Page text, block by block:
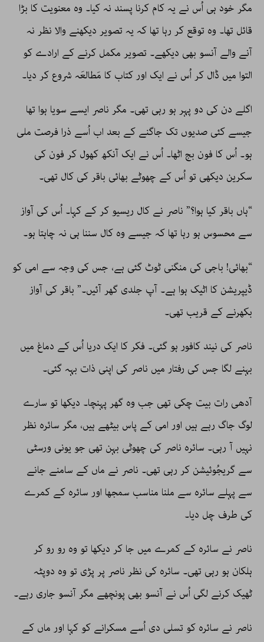
مگر خود ہی اُس نے یہ کام کرنا پسند نہ کیا۔ وہ معنویت کا بڑا
قائل تھا۔ وہ توقع کر رہا تھا کہ یہ تصویر دیکھنے والا نظر نہ
آنے والے آنسو بھی دیکھے۔ تصویر مکمل کرنے کے ارادے کو
التوا میں ڈال کر اُس نے ایک اور کتاب کا مَطالعَہ شروع کر دیا۔
اگلے دن کی دو پہر ہو رہی تھی۔ مگر ناصر ایسے سویا ہوا تھا
جیسے کئی صدیوں تک جاگنے کے بعد اب اُسے ذرا فرصت ملی
ہو۔ اُس کا فون بج اٹھا۔ اُس نے ایک آنکھ کھول کر فون کی
سکرین دیکھی تو اُس کے چھوٹے بھائی باقر کی کال تھی۔
“ہاں باقر کیا ہوا؟” ناصر نے کال ریسیو کر کے کہا۔ اُس کی آواز
سے محسوس ہو رہا تھا کہ جیسے وہ کال سننا ہی نہ چاہتا ہو۔
“بھائی! باجی کی منگنی ٹوٹ گئی ہے، جس کی وجہ سے امی کو
ڈیپریشن کا اٹیک ہوا ہے۔ آپ جلدی گھر آئیں۔” باقر کی آواز
بکھرنے کے قریب تھی۔
ناصر کی نیند کافور ہو گئی۔ فکر کا ایک دریا اُس کے دماغ میں
بہنے لگا جس کی رفتار میں ناصر کی اپنی ذات بہہ گئی۔
آدھی رات بیت چکی تھی جب وہ گھر پہنچا۔ دیکھا تو سارے
لوگ جاگ رہے ہیں اور امی کے پاس بیٹھے ہیں، مگر سائرہ نظر
نہیں آ رہی۔ سائرہ ناصر کی چھوٹی بہن تھی جو یونی ورسٹی
سے گریجُوئیشن کر رہی تھی۔ ناصر نے ماں کے سامنے جانے
سے پہلے سائرہ سے ملنا مناسب سمجھا اور سائرہ کے کمرے
کی طرف چل دیا۔
ناصر نے سائرہ کے کمرے میں جا کر دیکھا تو وہ رو رو کر
ہلکان ہو رہی تھی۔ سائرہ کی نظر ناصر پر پڑی تو وہ دوپٹہ
ٹھیک کرنے لگی اُس نے آنسو بھی پونچھے مگر آنسو جاری رہے۔
ناصر نے سائرہ کو تسلی دی اُسے مسکرانے کو کہا اور ماں کے